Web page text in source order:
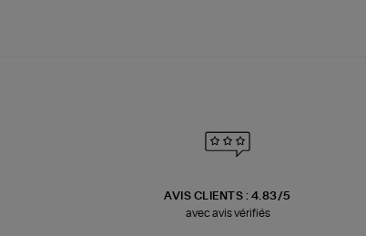
AVIS CLIENTS : 4.83/5
avec avis vérifiés